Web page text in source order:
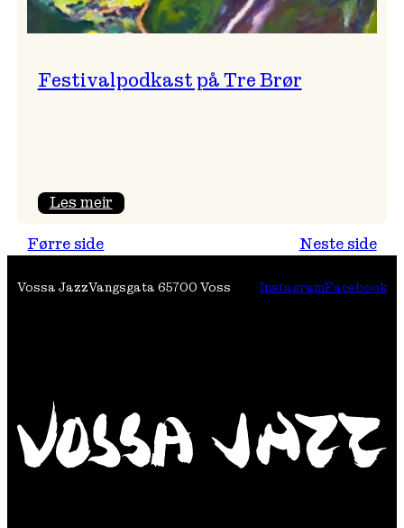
Festivalpodkast på Tre Brør
Les meir:
Brør
Førre side Neste side
Vossa JazzVangsgata 65700 Voss InstagramFacebook